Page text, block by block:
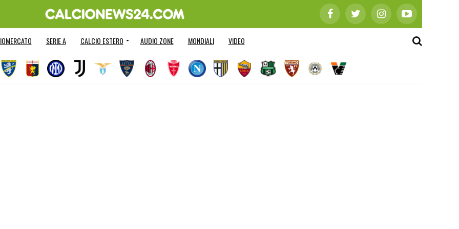
SERIE A CALCIO ESTERO AUDIO ZONE MONDIALI VIDEO